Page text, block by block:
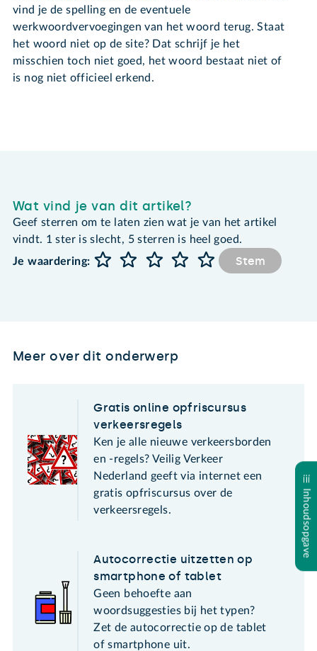
vind je de spelling en de eventuele
werkwoordvervoegingen van het woord terug. Staat
het woord niet op de site? Dat schrijf je het
misschien toch niet goed, het woord bestaat niet of
is nog niet officieel erkend.
Inhoudsopgave
Wat vind je van dit artikel?
Geef sterren om te laten zien wat je van het artikel
vindt. 1 ster is slecht, 5 sterren is heel goed.
Je waardering:
Stem
Meer over dit onderwerp
Gratis online opfriscursus
verkeersregels
Ken je alle nieuwe verkeersborden
en -regels? Veilig Verkeer
Nederland geeft via internet een
gratis opfriscursus over de
verkeersregels.
Autocorrectie uitzetten op
smartphone of tablet
Geen behoefte aan
woordsuggesties bij het typen?
Zet de autocorrectie op de tablet
of smartphone uit.